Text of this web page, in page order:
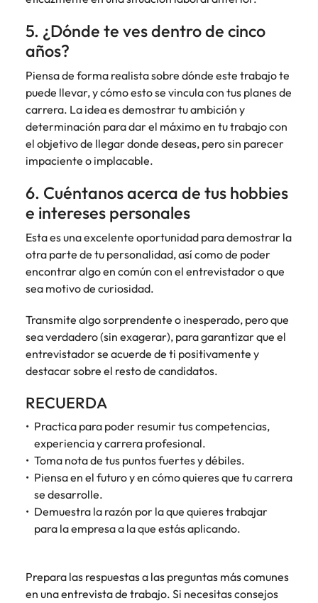
5. ¿Dónde te ves dentro de cinco
años?
Piensa de forma realista sobre dónde este trabajo te
puede llevar, y cómo esto se vincula con tus planes de
carrera. La idea es demostrar tu ambición y
determinación para dar el máximo en tu trabajo con
el objetivo de llegar donde deseas, pero sin parecer
impaciente o implacable.
6. Cuéntanos acerca de tus hobbies
e intereses personales
Esta es una excelente oportunidad para demostrar la
otra parte de tu personalidad, así como de poder
encontrar algo en común con el entrevistador o que
sea motivo de curiosidad.
Transmite algo sorprendente o inesperado, pero que
sea verdadero (sin exagerar), para garantizar que el
entrevistador se acuerde de ti positivamente y
destacar sobre el resto de candidatos.
RECUERDA
Practica para poder resumir tus competencias,
experiencia y carrera profesional.
Toma nota de tus puntos fuertes y débiles.
Piensa en el futuro y en cómo quieres que tu carrera
se desarrolle.
Demuestra la razón por la que quieres trabajar
para la empresa a la que estás aplicando.
Prepara las respuestas a las preguntas más comunes
en una entrevista de trabajo. Si necesitas consejos